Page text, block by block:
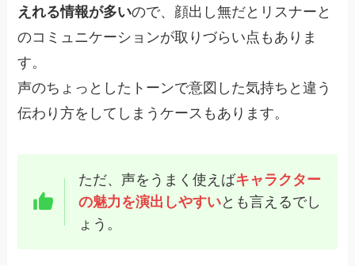
えれる情報が多いので、顔出し無だとリスナーと
のコミュニケーションが取りづらい点もありま
す。
声のちょっとしたトーンで意図した気持ちと違う
伝わり方をしてしまうケースもあります。
ただ、声をうまく使えばキャラクター
の魅力を演出しやすいとも言えるでし
ょう。